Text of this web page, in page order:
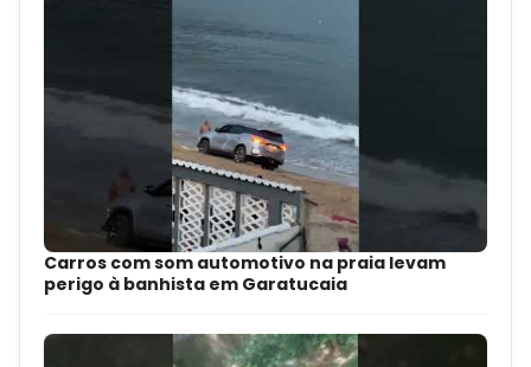
Carros com som automotivo na praia levam
perigo à banhista em Garatucaia